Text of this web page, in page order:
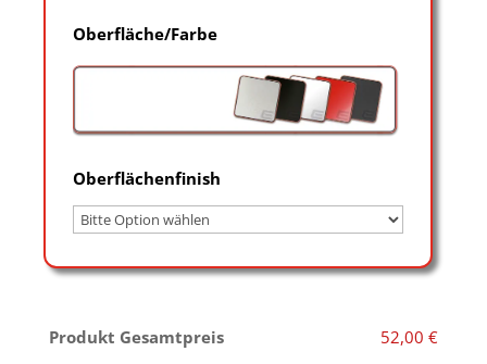
Oberfläche/Farbe
Oberflächenfinish
Produkt Gesamtpreis
52,00 €